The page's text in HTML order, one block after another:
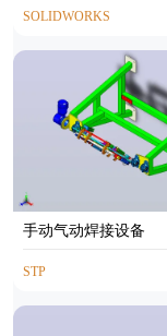
SOLIDWORKS
手动气动焊接设备
STP